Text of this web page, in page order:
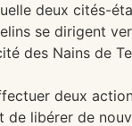
deux cités-
se dirigent
des Nains de
deux
libérer de